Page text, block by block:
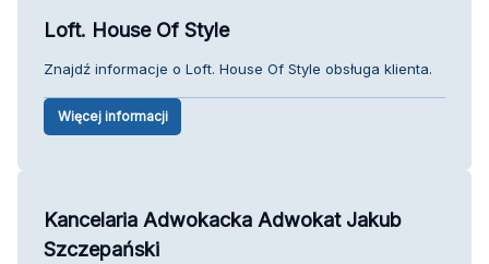
Loft. House Of Style
Znajdź informacje o Loft. House Of Style obsługa klienta.
Więcej informacji
Kancelaria Adwokacka Adwokat Jakub
Szczepański